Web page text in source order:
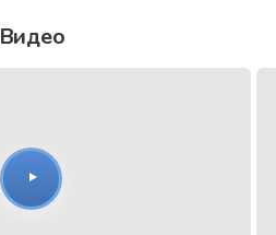
Видео